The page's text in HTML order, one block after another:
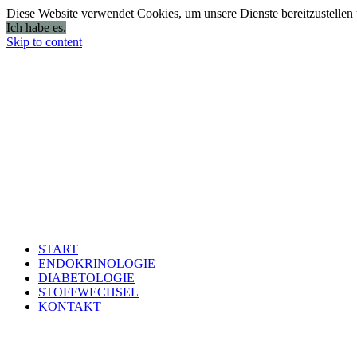
Diese Website verwendet Cookies, um unsere Dienste
Ich habe es.
Skip to content
START
ENDOKRINOLOGIE
DIABETOLOGIE
STOFFWECHSEL
KONTAKT